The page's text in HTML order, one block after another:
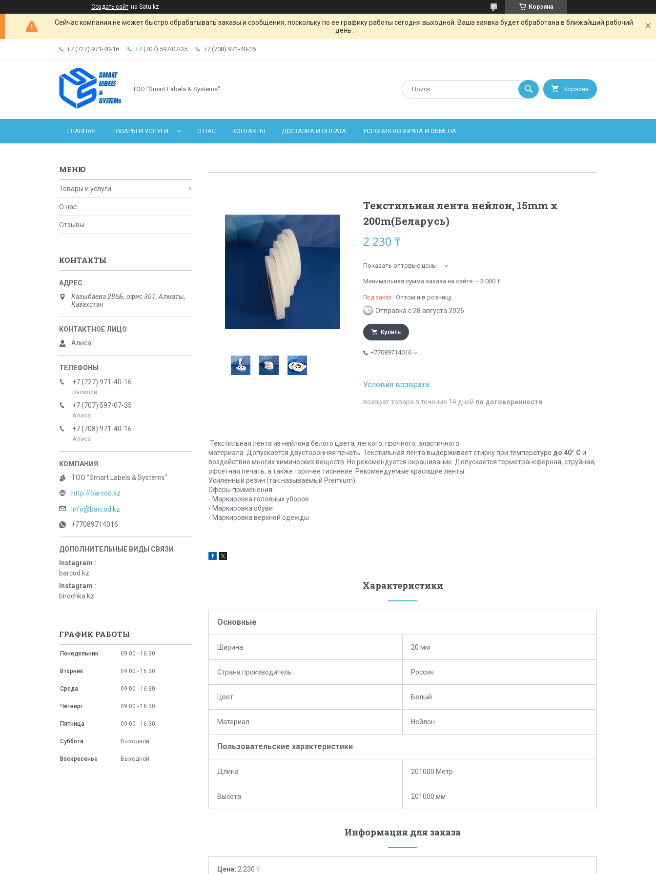
Создать сайт на Satu.kz Корзина
Сейчас компания не может быстро обрабатывать заказы и сообщения, поскольку по ее графику работы сегодня выходной. Ваша заявка будет обработана в ближайший рабочий
день.
+7 (727) 971-40-16 +7 (707) 597-07-35 +7 (708) 971-40-16
ТОО "Smart Labels & Systems" Корзина
ГЛАВНАЯ ТОВАРЫ И УСЛУГИ О НАС КОНТАКТЫ ДОСТАВКА И ОПЛАТА УСЛОВИЯ ВОЗВРАТА И ОБМЕНА
Текстильная лента нейлон, 15mm x
200m(Беларусь)
2 230 ₸
Показать оптовые цены
Минимальная сумма заказа на сайте — 3 000 ₸
Под заказ Оптом и в розницу
Отправка с 28 августа 2026
Купить
+77089714016
возврат товара в течение 14 дней по договоренности
Текстильная лента из нейлона белого цвета, легкого, прочного, эластичного
материала. Допускается двусторонняя печать. Текстильная лента выдерживает стирку при температуре до 40° С и
воздействие многих химических веществ. Не рекомендуется окрашивание. Допускается термотрансферная, струйная,
офсетная печать, а также горячее тиснение. Рекомендуемые красящие ленты:
Усиленный резин (так называемый Premium).
Сферы применения:
- Маркировка головных уборов
- Маркировка обуви
- Маркировка верхней одежды
Характеристики
Основные
Ширина 20 мм
Страна производитель Россия
Цвет Белый
Материал Нейлон
Пользовательские характеристики
Длина 201000 Метр
Высота 201000 мм
Информация для заказа
Цена: 2 230 ₸
Товары и услуги
О нас
Отзывы
КОНТАКТЫ
Казыбаева 286Б, офис 301, Алматы,
Казахстан
Алиса
+7 (727) 971-40-16
Василий
+7 (707) 597-07-35
Алиса
+7 (708) 971-40-16
Алиса
ТОО "Smart Labels & Systems"
http://barcod.kz
info@barcod.kz
+77089714016
Instagram
barcod.kz
Instagram
birochka.kz
ГРАФИК РАБОТЫ
Понедельник 09:00 16:30
Вторник 09:00 16:30
Среда 09:00 16:30
Четверг 09:00 16:30
Пятница 09:00 16:30
Суббота Выходной
Воскресенье Выходной